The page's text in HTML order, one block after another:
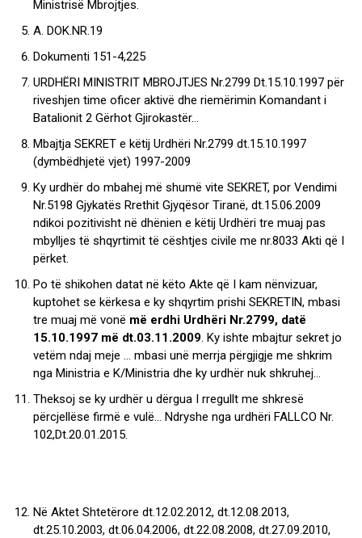
Ministrisë Mbrojtjes.
A. DOK.NR.19
Dokumenti 151-4,225
URDHËRI MINISTRIT MBROJTJES Nr.2799 Dt.15.10.1997 për
riveshjen time oficer aktivë dhe riemërimin Komandant i
Batalionit 2 Gërhot Gjirokastër…
Mbajtja SEKRET e këtij Urdhëri Nr.2799 dt.15.10.1997
(dymbëdhjetë vjet) 1997-2009
Ky urdhër do mbahej më shumë vite SEKRET, por Vendimi
Nr.5198 Gjykatës Rrethit Gjyqësor Tiranë, dt.15.06.2009
ndikoi pozitivisht në dhënien e këtij Urdhëri tre muaj pas
mbylljes të shqyrtimit të cështjes civile me nr.8033 Akti që I
përket.
Po të shikohen datat në këto Akte që I kam nënvizuar,
kuptohet se kërkesa e ky shqyrtim prishi SEKRETIN, mbasi
tre muaj më vonë më erdhi Urdhëri Nr.2799, datë
15.10.1997 më dt.03.11.2009. Ky ishte mbajtur sekret jo
vetëm ndaj meje … mbasi unë merrja përgjigje me shkrim
nga Ministria e K/Ministria dhe ky urdhër nuk shkruhej…
Theksoj se ky urdhër u dërgua I rregullt me shkresë
përcjellëse firmë e vulë… Ndryshe nga urdhëri FALLCO Nr.
102,Dt.20.01.2015.
Në Aktet Shtetërore dt.12.02.2012, dt.12.08.2013,
dt.25.10.2003, dt.06.04.2006, dt.22.08.2008, dt.27.09.2010,